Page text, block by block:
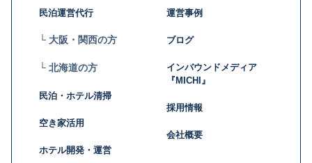
民泊運営代行
└ 大阪・関西の方
└ 北海道の方
民泊・ホテル清掃
空き家活用
ホテル開発・運営
運営事例
ブログ
インバウンドメディア
『MICHI』
採用情報
会社概要